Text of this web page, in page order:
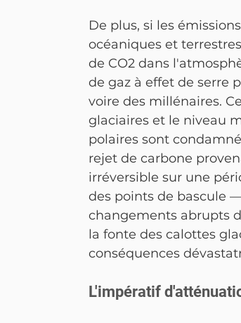
De plus, si les
océaniques et
de CO2 dans
de gaz à effet de serre
voire des millénaires.
glaciaires et le niveau
polaires sont
rejet de carbone
irréversible sur une
des points de bascule
changements abrupts
la fonte des calottes
conséquences
L'impératif